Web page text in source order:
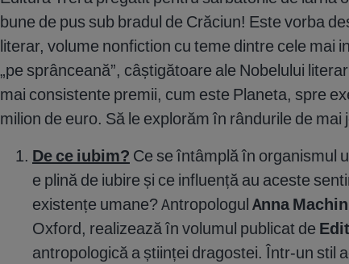
bune de pus sub bradul de Crăciun! Este vorba
literar, volume nonfiction cu teme dintre cele mai
„pe sprânceană”, câștigătoare ale Nobelului
mai consistente premii, cum este Planeta, spre
milion de euro. Să le explorăm în rândurile de mai
De ce iubim? Ce se întâmplă în organismul
e plină de iubire și ce influență au aceste
existențe umane? Antropologul Anna Machin
Oxford, realizează în volumul publicat de
antropologică a științei dragostei. Într-un stil